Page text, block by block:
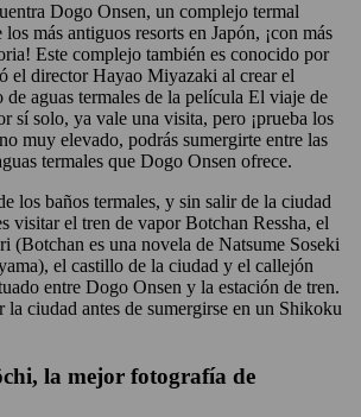
Dogo Onsen, un complejo termal
más antiguos resorts en Japón, ¡con más
Este complejo también es conocido por
el director Hayao Miyazaki al crear el
aguas termales de la película El viaje de
sí solo, ya vale una visita, pero ¡prueba los
muy elevado, podrás sumergirte entre las
termales que Dogo Onsen ofrece.
los baños termales, y sin salir de la ciudad
visitar el tren de vapor Botchan Ressha, el
(Botchan es una novela de Natsume Soseki
el castillo de la ciudad y el callejón
entre Dogo Onsen y la estación de tren.
la ciudad antes de sumergirse en un Shikoku
la mejor fotografía de